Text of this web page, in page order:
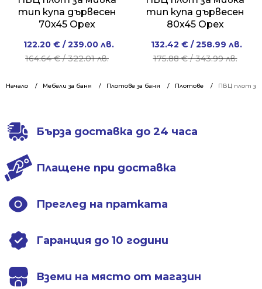
Начало Мебели за баня Плотове за баня Плотове ПВЦ плот за
тип купа дървесен
70x45 Орех
164.64€/ 322.01 лв.
Original
price
164.64 €
122.20 € / 239.00 лв.
Current
price
122.20 €
тип купа дървесен
80x45 Орех
175.88€/ 343.99 лв.
Original
price
175.88 €
132.42 € / 258.99 лв.
Current
price
132.42 €
Бърза доставка до 24 часа
Плащене при доставка
Преглед на пратката
Гаранция до 10 години
Вземи на място от магазин